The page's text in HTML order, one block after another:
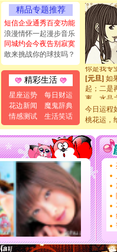
精品专题推荐
短信企业通秀百变功能
浪漫情怀一起漫步音乐
同城约会今夜告别寂寞
敢来挑战你的球技吗？
精彩生活
星座运势
每日财运
花边新闻
魔鬼辞典
情感测试
生活笑话
能正大光
天都要快
[圣诞节]
如意,快
[元旦]看
断电。爱
你是我专
[元旦] 如
起；二是
离。水晶
[元旦]当
泣，这痛
卖了。水
[春节]风
颜！冬去
道一声
[春节]
传
片叶子
送你一
[圣诞节]
你太多
要平安
[圣诞节]
能正大
天都要快
今日运程
桃花运，